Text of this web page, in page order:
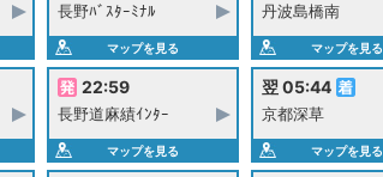
長野ﾊﾞｽﾀｰﾐﾅﾙ
マップを見る
丹波島橋南
マップを見る
22:59
長野道麻績ｲﾝﾀｰ
マップを見る
翌 05:44
京都深草
マップを見る